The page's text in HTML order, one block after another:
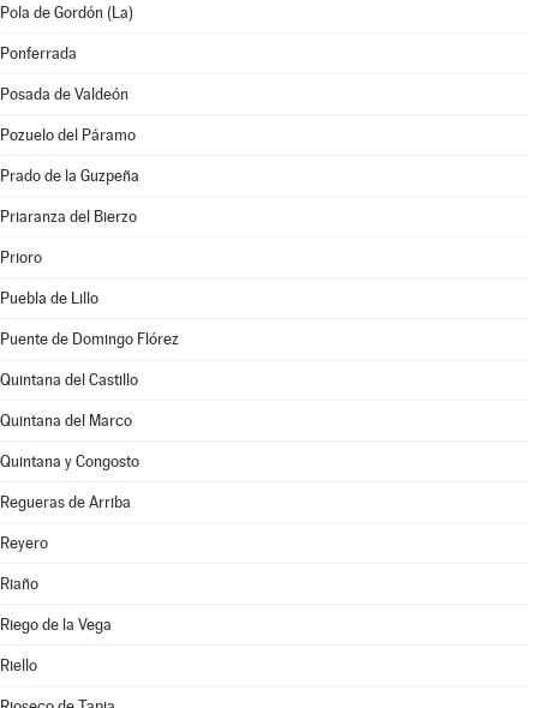
Pola de Gordón (La)
Ponferrada
Posada de Valdeón
Pozuelo del Páramo
Prado de la Guzpeña
Priaranza del Bierzo
Prioro
Puebla de Lillo
Puente de Domingo Flórez
Quintana del Castillo
Quintana del Marco
Quintana y Congosto
Regueras de Arriba
Reyero
Riaño
Riego de la Vega
Riello